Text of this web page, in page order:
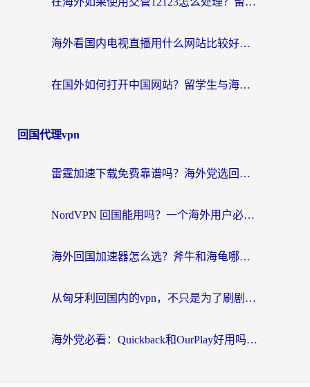
海外看国内电视直播用什么网站比较好？一篇解决你所有追剧难题的实用指南
在国外如何打开中国网站？留学生与海外华人的无缝访问指南
回国代理vpn
雷霆加速下载免费靠谱吗？海外党选回国加速器的避坑指南（附热门工具对比）
NordVPN 回国能用吗？一个海外用户必须面对的真实困境
海外回国加速器怎么选？斧牛和海龟哪个好？一篇帮你避开坑的实用指南
从匈牙利回国内的vpn，不只是为了刷剧那么简单
海外党必看：Quickback和OurPlay好用吗？3分钟选对回国加速器，无缝刷剧玩游戏